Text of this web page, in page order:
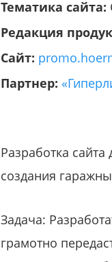
Тематика сайта:
Редакция
Сайт:
Партнер:
Разработка
создания
Задача:
грамотно